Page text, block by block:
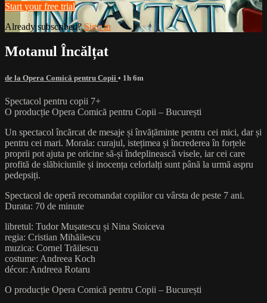
Start your free trial
Already subscribed?Sign in
Motanul Încălțat
de la Opera Comică pentru Copii • 1h 6m
Spectacol pentru copii 7+
O producție Opera Comică pentru Copii – București
Un spectacol încărcat de mesaje și învățăminte pentru cei mici, dar și
pentru cei mari. Morala: curajul, istețimea și încrederea în forțele
proprii pot ajuta pe oricine să-și îndeplinească visele, iar cei care
profită de slăbiciunile și inocența celorlalți sunt până la urmă aspru
pedepsiți.
Spectacol de operă recomandat copiilor cu vârsta de peste 7 ani.
Durata: 70 de minute
libretul: Tudor Mușatescu și Nina Stoiceva
regia: Cristian Mihăilescu
muzica: Cornel Trăilescu
costume: Andreea Koch
décor: Andreea Rotaru
O producție Opera Comică pentru Copii – București